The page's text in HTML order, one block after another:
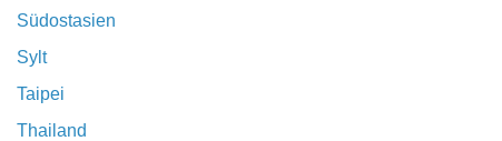
Südostasien
Sylt
Taipei
Thailand